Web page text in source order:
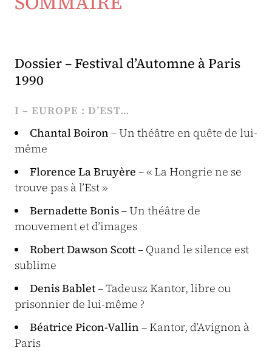
Dossier – Festival d’Automne à Paris
1990
I – EUROPE : D’EST…
Chantal Boiron – Un théâtre en quête de lui-
même
Florence La Bruyère – « La Hongrie ne se
trouve pas à l’Est »
Bernadette Bonis– Un théâtre de
mouvement et d’images
Robert Dawson Scott– Quand le silence est
sublime
Denis Bablet– Tadeusz Kantor, libre ou
prisonnier de lui-même ?
Béatrice Picon-Vallin – Kantor, d’Avignon à
Paris